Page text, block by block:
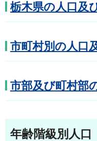
栃木県の人口及
市町村別の人口
市部及び町村部
年齢階級別人口